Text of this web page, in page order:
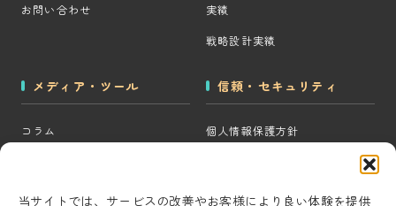
当サイトでは、サービスの改善やお客様により良い体験を提供
お問い合わせ
実績
戦略設計実績
メディア・ツール
コラム
CRM・MAツール選定診断
信頼・セキュリティ
個人情報保護方針
コンテンツ制作方針